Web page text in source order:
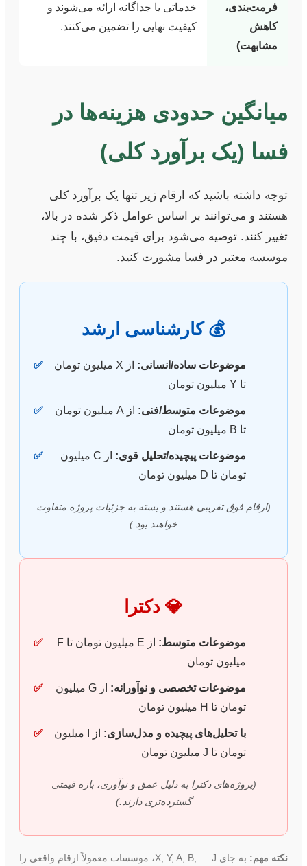
فرمت‌بندی،
کاهش
مشابهت)
خدماتی یا جداگانه ارائه می‌شوند و
کیفیت نهایی را تضمین می‌کنند.
میانگین حدودی هزینه‌ها در
فسا (یک برآورد کلی)
توجه داشته باشید که ارقام زیر تنها یک برآورد کلی
هستند و می‌توانند بر اساس عوامل ذکر شده در بالا،
تغییر کنند. توصیه می‌شود برای قیمت دقیق، با چند
موسسه معتبر در فسا مشورت کنید.
💰 کارشناسی ارشد
✅ موضوعات ساده/انسانی:
از X میلیون تومان
✅ موضوعات متوسط/فنی:
از A میلیون تومان
موضوعات پیچیده/تحلیل قوی:
از C میلیون
تومان تا D میلیون تومان
(ارقام فوق تقریبی هستند و بسته به جزئیات پروژه متفاوت
خواهند بود.)
💎 دکترا
موضوعات متوسط:
از E میلیون تومان تا F
میلیون تومان
✅ موضوعات تخصصی و نوآورانه:
از G میلیون
تومان تا H میلیون تومان
✅ با تحلیل‌های پیچیده و مدل‌سازی:
از I میلیون
تومان تا J میلیون تومان
(پروژه‌های دکترا به دلیل عمق و نوآوری، بازه قیمتی
گسترده‌تری دارند.)
نکته مهم:
به جای X, Y, A, B, … J، موسسات معمولاً ارقام واقعی را